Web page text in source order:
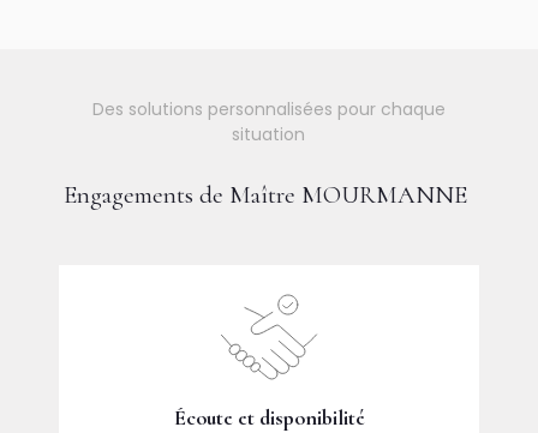
Des solutions personnalisées pour chaque
situation
Engagements de Maître MOURMANNE
Écoute et disponibilité